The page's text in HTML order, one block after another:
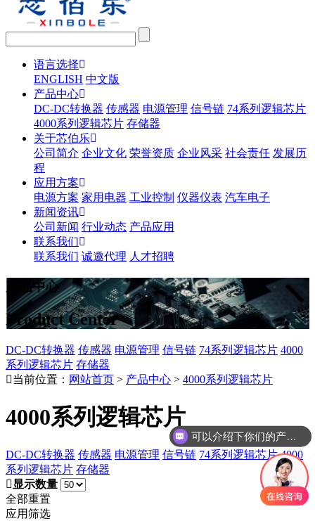
语言选择
ENGLISH 中文版
产品中心
DC-DC转换器 传感器 电源管理 信号链 74系列逻辑芯片
4000系列逻辑芯片 存储器
关于芯伯乐
公司简介 企业文化 荣誉资质 企业风采 社会责任 发展历
程
应用方案
电源方案 家用电器 工业控制 仪器仪表 汽车电子
新闻资讯
公司新闻 行业动态 产品应用
联系我们
联系我们 诚邀代理 人才招聘
产品中心
Product Center
DC-DC转换器 传感器 电源管理 信号链 74系列逻辑芯片 4000
系列逻辑芯片 存储器
当前位置： 网站首页 > 产品中心 > 4000系列逻辑芯片
4000系列逻辑芯片
DC-DC转换器 传感器 电源管理 信号链 74系列逻辑芯片 4000
系列逻辑芯片 存储器
显示数量
全部重置
应用筛选
可以介绍下你们的产品么